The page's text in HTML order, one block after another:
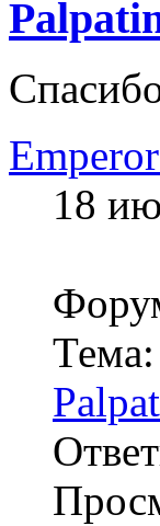
18
Тема: